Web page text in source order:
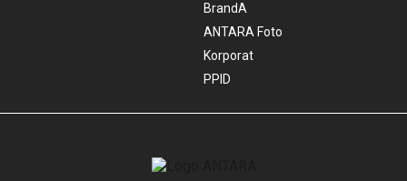
BrandA
ANTARA Foto
Korporat
PPID